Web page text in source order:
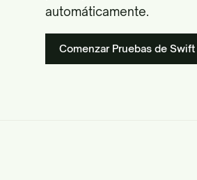
automáticamente.
Comenzar Pruebas de